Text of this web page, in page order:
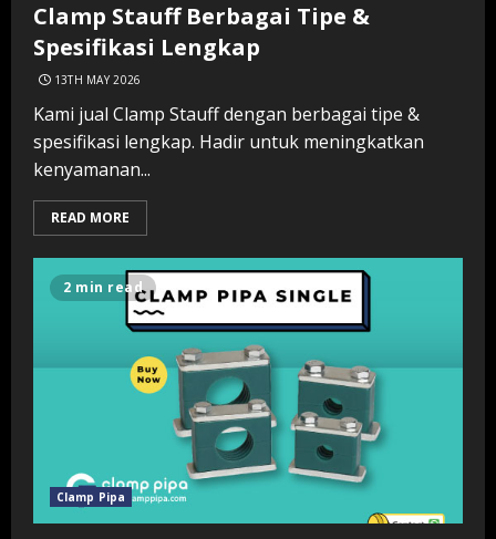
Clamp Stauff Berbagai Tipe &
Spesifikasi Lengkap
13TH MAY 2026
Kami jual Clamp Stauff dengan berbagai tipe &
spesifikasi lengkap. Hadir untuk meningkatkan
kenyamanan...
READ MORE
2 min read
Clamp Pipa